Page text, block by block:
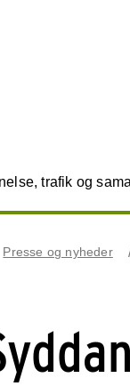
trafik og
Presse og nyheder